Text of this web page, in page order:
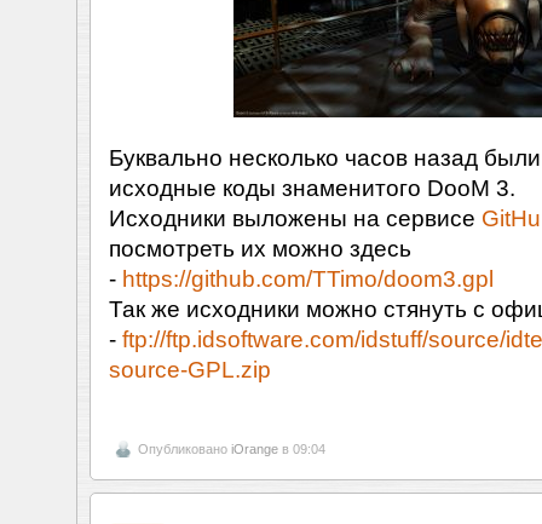
Буквально несколько часов назад
исходные коды знаменитого DooM 3.
Исходники выложены на сервисе
посмотреть их можно здесь
- https://github.com/TTimo/doom3.gpl
Так же исходники можно стянуть с
- ftp://ftp.idsoftware.com/idstuff/source/
source-GPL.zip
Опубликовано iOrangeв 09:04